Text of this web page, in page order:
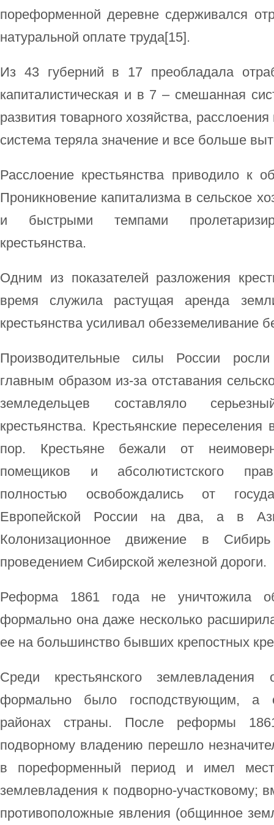
пореформенной деревне сдерживался
натуральной оплате труда[15].
Из 43 губерний в 17 преобладала
капиталистическая и в 7 – смешанная
развития товарного хозяйства,
система теряла значение и все больше
Расслоение крестьянства приводило к
Проникновение капитализма в сельское
и быстрыми темпами
крестьянства.
Одним из показателей разложения
время служила растущая аренда
крестьянства усиливал обезземеливание
Производительные силы России
главным образом из-за отставания
земледельцев составляло
крестьянства. Крестьянские
пор. Крестьяне бежали от
помещиков и абсолютистского
полностью освобождались от
Европейской России на два, а в
Колонизационное движение в
проведением Сибирской железной дороги.
Реформа 1861 года не уничтожила
формально она даже несколько
ее на большинство бывших крепостных
Среди крестьянского землевладения
формально было господствующим, а
районах страны. После реформы
подворному владению перешло
в пореформенный период и имел
землевладения к подворно-участковому;
противоположные явления (общинное